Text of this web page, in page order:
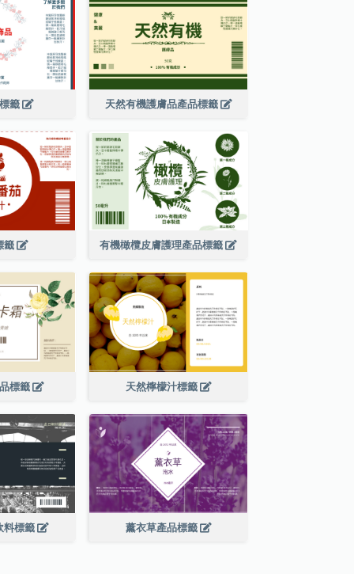
籤 天然有機護膚品產品標籤
籤 有機橄欖皮膚護理產品標籤
標籤 天然檸檬汁標籤
料標籤 薰衣草產品標籤